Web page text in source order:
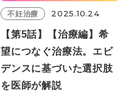
不妊治療 2025.10.24
【第5話】【治療編】希
望につなぐ治療法。エビ
デンスに基づいた選択肢
を医師が解説